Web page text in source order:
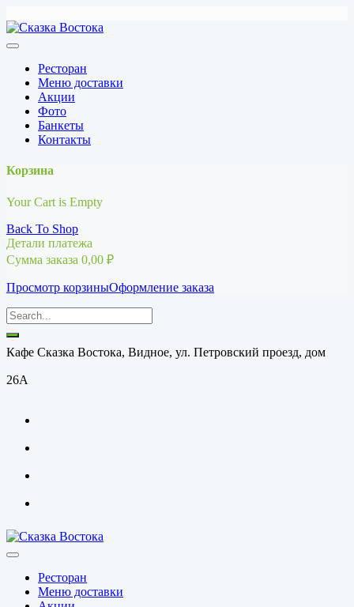
Перейти
к
Ресторан
Меню доставки
Акции
Фото
Банкеты
Контакты
Корзина
Your Cart is Empty
Back To Shop
Детали платежа
Сумма заказа 0,00 ₽
Просмотр корзиныОформление заказа
Кафе Сказка Востока, Видное, ул. Петровский проезд, дом
26А
Ресторан
Меню доставки